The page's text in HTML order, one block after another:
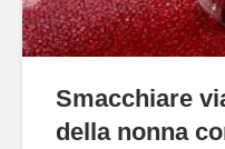
Smacchiare
della nonna